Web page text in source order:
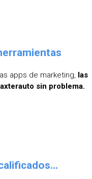
apps de marketing, las
sin problema.